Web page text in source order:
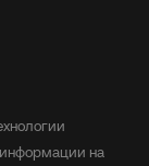
на